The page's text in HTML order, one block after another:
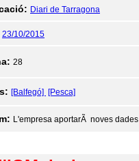
Diari de Tarragona
23/10/2015
28
[Balfegó] [Pesca]
L'empresa aportarÃ noves